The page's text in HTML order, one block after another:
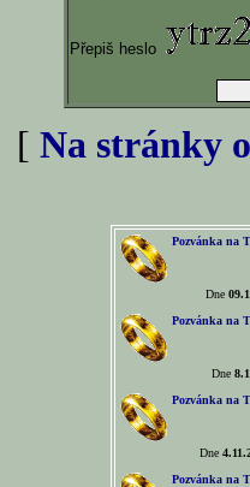
Přepiš heslo
[ Na stránky
Pozvánka na
Dne
Pozvánka na
Dne
Pozvánka na
Dne
Pozvánka na